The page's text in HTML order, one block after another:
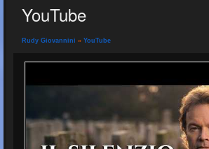
YouTube
Rudy Giovannini » YouTube